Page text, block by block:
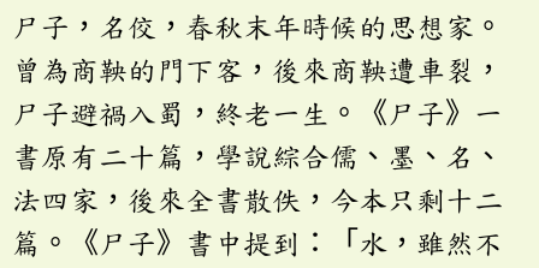
尸子，名佼，春秋末年時候的思想家。
曾為商鞅的門下客，後來商鞅遭車裂，
尸子避禍入蜀，終老一生。《尸子》一
書原有二十篇，學說綜合儒、墨、名、
法四家，後來全書散佚，今本只剩十二
篇。《尸子》書中提到：「水，雖然不